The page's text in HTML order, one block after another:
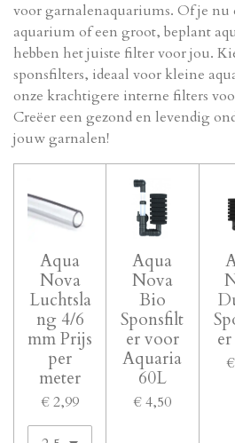
voor garnalenaquariums. Of je nu
aquarium of een groot, beplant
hebben het juiste filter voor jou.
sponsfilters, ideaal voor kleine
onze krachtigere interne filters
Creëer een gezond en levendig
jouw garnalen!
Aqua
Nova
Luchtsla
ng 4/6
mm Prijs
per
meter
€ 2,99
Aqua
Nova
Bio
Sponsfilt
er voor
Aquaria
60L
€ 4,50